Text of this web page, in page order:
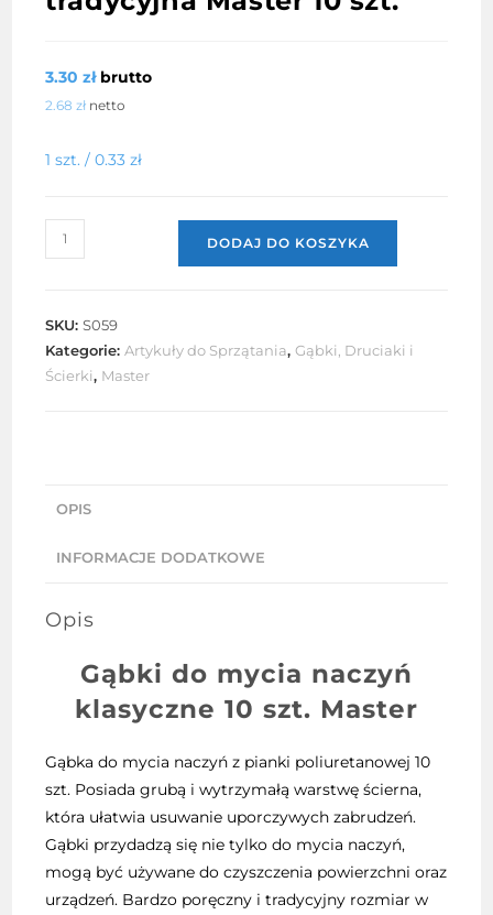
3.30złbrutto
2.68 zł netto
1 szt. / 0.33zł
ilość
Gąbka
tradycyjna
DODAJ DO KOSZYKA
SKU:S059
Kategorie:Artykuły do Sprzątania,Gąbki, Druciaki i
Ścierki, Master
OPIS
INFORMACJE DODATKOWE
Opis
Gąbki do mycia naczyń
klasyczne 10 szt. Master
Gąbka do mycia naczyń z pianki poliuretanowej 10
szt. Posiada grubą i wytrzymałą warstwę ścierna,
która ułatwia usuwanie uporczywych zabrudzeń.
Gąbki przydadzą się nie tylko do mycia naczyń,
mogą być używane do czyszczenia powierzchni oraz
urządzeń. Bardzo poręczny i tradycyjny rozmiar w